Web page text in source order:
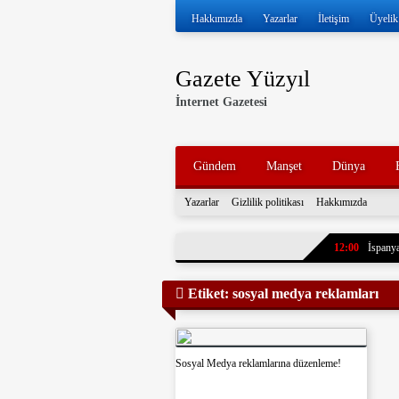
Hakkımızda Yazarlar İletişim Üyelik
Gazete Yüzyıl
İnternet Gazetesi
Gündem Manşet Dünya
Yazarlar Gizlilik politikası Hakkımızda
12:00
11:52
Volkan
11:43
7 yıl
paylaştı.
Etiket: sosyal medya reklamları
Sosyal Medya reklamlarına düzenleme!